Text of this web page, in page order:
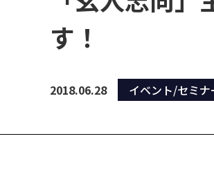
す！
2018.06.28 イベント/セミナ